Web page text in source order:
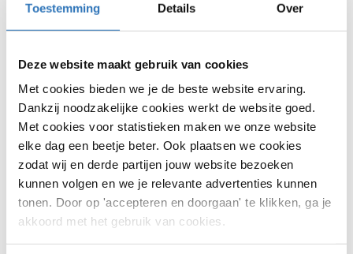
Toestemming Details Over
Deze website maakt gebruik van cookies
Met cookies bieden we je de beste website ervaring.
Dankzij noodzakelijke cookies werkt de website goed.
Met cookies voor statistieken maken we onze website
elke dag een beetje beter. Ook plaatsen we cookies
zodat wij en derde partijen jouw website bezoeken
kunnen volgen en we je relevante advertenties kunnen
tonen. Door op 'accepteren en doorgaan' te klikken, ga je
akkoord met het gebruik van cookies.
Plan je fietsreparatie bij Bike
Je vindt Bike Totaal Hafkamp aan Molenstraat 57, 7391
AB in Twello. Bellen kan via 0571 271 889. Kom gerust
langs met je fiets of bel vooraf voor een handig
moment.
Veelgestelde vragen
Hoe lang duurt een fietsreparatie